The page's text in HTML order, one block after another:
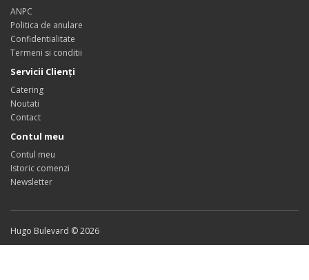
ANPC
Politica de anulare
Confidentialitate
Termeni si conditii
Servicii Clienţi
Catering
Noutati
Contact
Contul meu
Contul meu
Istoric comenzi
Newsletter
Hugo Bulevard © 2026